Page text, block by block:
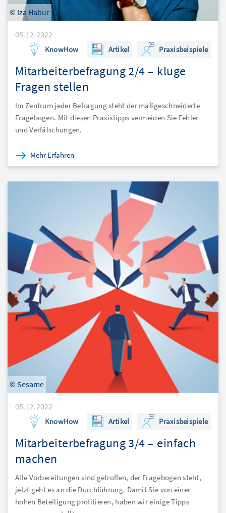
© Iza Habur
05.12.2022
KnowHow Artikel Praxisbeispiele
Mitarbeiterbefragung 2/4 – kluge
Fragen stellen
Im Zentrum jeder Befragung steht der maßgeschneiderte
Fragebogen. Mit diesen Praxistipps vermeiden Sie Fehler
und Verfälschungen.
Mehr Erfahren
© Sesame
05.12.2022
KnowHow Artikel Praxisbeispiele
Mitarbeiterbefragung 3/4 – einfach
machen
Alle Vorbereitungen sind getroffen, der Fragebogen steht,
jetzt geht es an die Durchführung. Damit Sie von einer
hohen Beteiligung profitieren, haben wir einige Tipps